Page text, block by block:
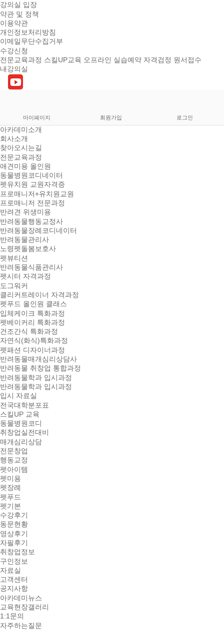
강의실 입장
약관 및 정책
이용약관
개인정보처리방침
이메일무단수집거부
수강신청
전문교육과정 스킬UP교육 오프라인 실습예약 자격검정 원서접수
내강의실
마이페이지 회원가입 로그인
아카데미소개
회사소개
찾아오시는길
전문교육과정
애견미용 올인원
동물병원코디네이터
펫유치원 교원자격증
프로매니저+유치원교원
프로매니저 전문과정
반려견 위생미용
반려동물행동교정사
반려동물장례코디네이터
반려동물관리사
노령펫돌봄보호사
펫뷰티션
반려동물식품관리사
펫시터 자격과정
도그워커
클리커트레이너 자격과정
펫푸드 올인원 클래스
입체케이크 특화과정
펫베이커리 특화과정
건조간식 특화과정
자연식(화식)특화과정
펫패션 디자이너과정
반려동물매개심리상담사
반려동물 취창업 통합과정
반려동물학과 입시과정
반려동물학과 입시과정
입시 자료실
전국대학분포표
스킬UP 교육
동물병원코디
취창업실전대비
매개심리상담
전문창업
행동교정
펫아이템
펫미용
펫장례
펫푸드
펫기본
수강후기
동문현황
영상후기
자필후기
취창업정보
구인정보
자료실
고객센터
공지사항
아카데미뉴스
교육현장갤러리
1:1문의
자주하는질문